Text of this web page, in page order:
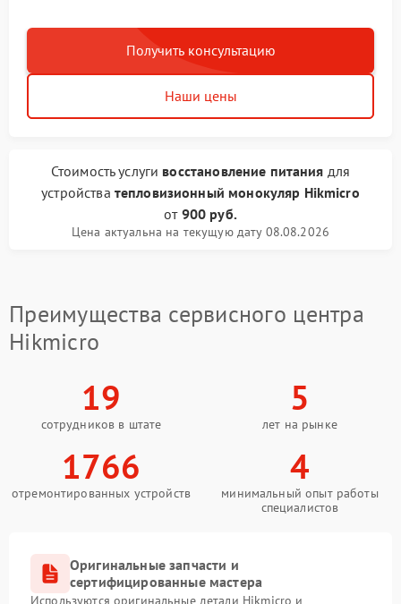
Получить консультацию
Наши цены
Стоимость услуги восстановление питания для
устройства тепловизионный монокуляр Hikmicro
от 900 руб.
Цена актуальна на текущую дату 08.08.2026
Преимущества сервисного центра
Hikmicro
19
сотрудников в штате
5
лет на рынке
1766
отремонтированных устройств
4
минимальный опыт работы
специалистов
Оригинальные запчасти и
сертифицированные мастера
Используются оригинальные детали Hikmicro и